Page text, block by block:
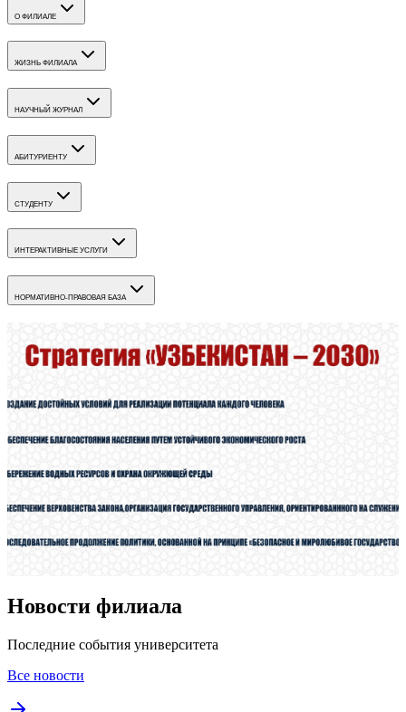
О ФИЛИАЛЕ
ЖИЗНЬ ФИЛИАЛА
НАУЧНЫЙ ЖУРНАЛ
АБИТУРИЕНТУ
СТУДЕНТУ
ИНТЕРАКТИВНЫЕ УСЛУГИ
НОРМАТИВНО-ПРАВОВАЯ БАЗА
Новости филиала
Последние события университета
Все новости